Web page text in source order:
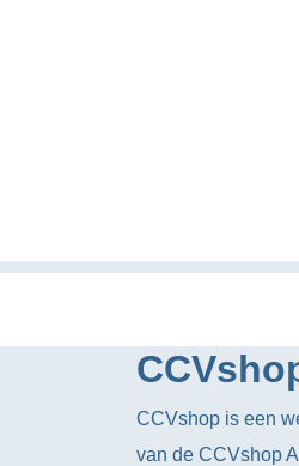
CCVshop is een
van de CCVshop